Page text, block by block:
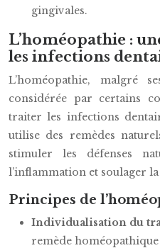
gingivales.
L’homéopathie :
les infections
L’homéopathie, malgré
considérée par certains
traiter les infections
utilise des remèdes
stimuler les défenses
l’inflammation et soulager
Principes de
Individualisation du
remède